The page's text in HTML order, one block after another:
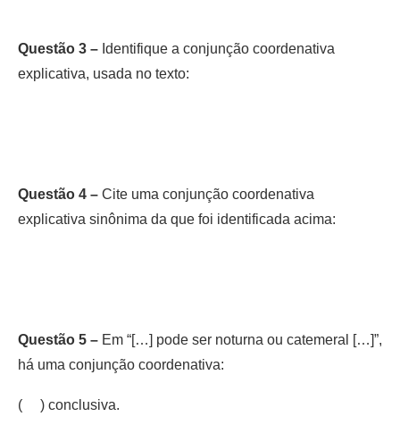
Questão 3 – Identifique a conjunção coordenativa
explicativa, usada no texto:
Questão 4 – Cite uma conjunção coordenativa
explicativa sinônima da que foi identificada acima:
Questão 5 – Em “[…] pode ser noturna ou catemeral […]”,
há uma conjunção coordenativa:
( ) conclusiva.